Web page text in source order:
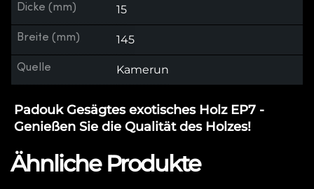
Dicke (mm) 15
Breite (mm) 145
Quelle Kamerun
Padouk Gesägtes exotisches Holz EP7 -
Genießen Sie die Qualität des Holzes!
Ähnliche Produkte